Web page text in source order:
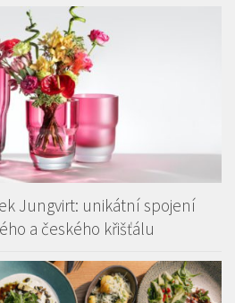
Jungvirt: unikátní spojení
a českého křišťálu